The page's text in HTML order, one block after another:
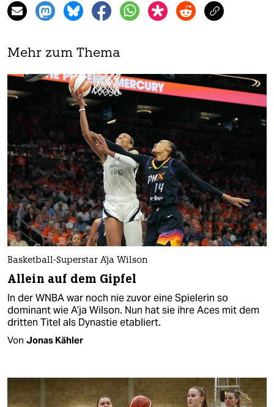
Mehr zum Thema
Basketball-Superstar A'ja Wilson
Allein auf dem Gipfel
In der WNBA war noch nie zuvor eine Spielerin so
dominant wie A’ja Wilson. Nun hat sie ihre Aces mit dem
dritten Titel als Dynastie etabliert.
Von Jonas Kähler